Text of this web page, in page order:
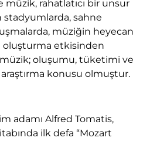
rahatlatıcı bir unsur
stadyumlarda, sahne
müziğin heyecan
etkisinden
müzik; oluşumu, tüketimi ve
konusu olmuştur.
adamı Alfred Tomatis,
ilk defa “Mozart